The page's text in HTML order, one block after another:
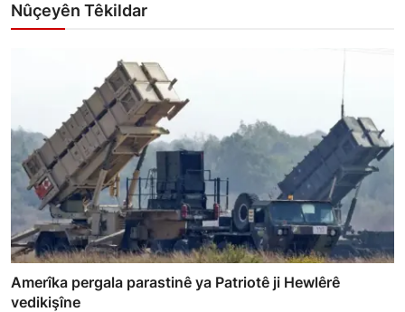
Nûçeyên Têkildar
Amerîka pergala parastinê ya Patriotê ji Hewlêrê
vedikişîne